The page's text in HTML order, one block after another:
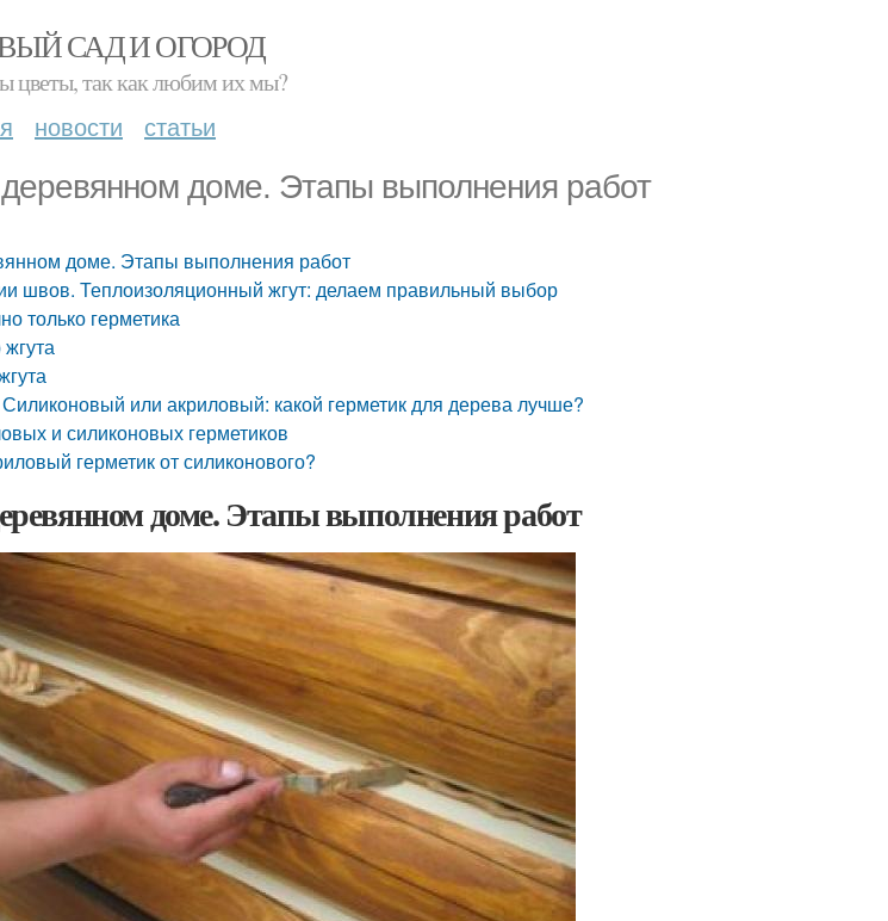
САД И ОГОРОД
цветы, так как любим их мы?
новости статьи
доме. Этапы выполнения работ
доме. Этапы выполнения работ
швов. Теплоизоляционный жгут: делаем правильный выбор
только герметика
или акриловый: какой герметик для дерева лучше?
и силиконовых герметиков
герметик от силиконового?
доме. Этапы выполнения работ